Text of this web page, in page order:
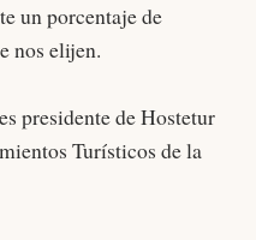
un porcentaje de
nos elijen.
presidente de Hostetur
Turísticos de la